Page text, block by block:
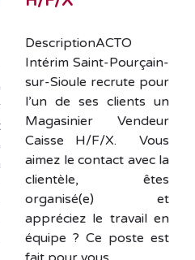
DescriptionACTO
Intérim Saint-Pourçain-
sur-Sioule recrute pour
l’un de ses clients un
Magasinier Vendeur
Caisse H/F/X. Vous
aimez le contact avec la
clientèle, êtes
organisé(e) et
appréciez le travail en
équipe ? Ce poste est